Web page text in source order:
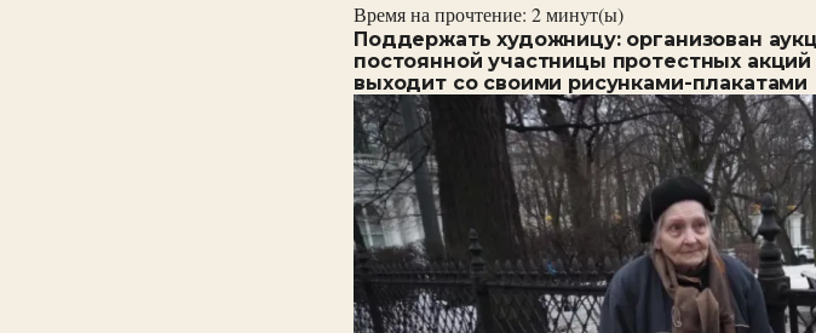
Время на прочтение: 2минут(ы)
Поддержать художницу: организован
постоянной участницы протестных
выходит со своими рисунками-плакатами